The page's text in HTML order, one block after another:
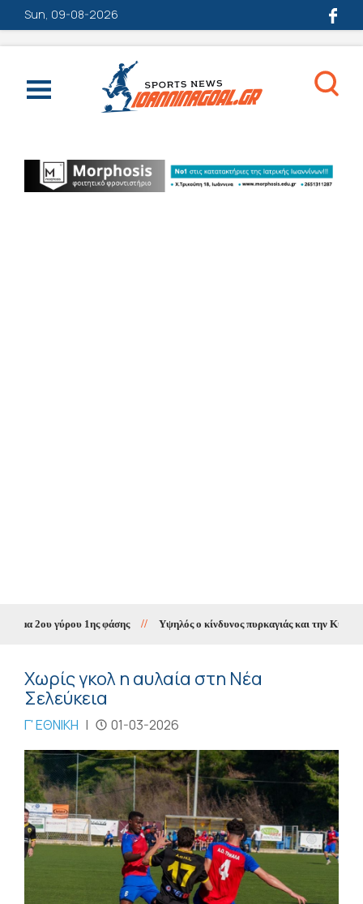
Sun, 09-08-2026
2ου γύρου 1ης φάσης // Υψηλός ο κίνδυνος πυρκαγιάς και την Κυριακή
Χωρίς γκολ η αυλαία στη Νέα
Σελεύκεια
Γ' ΕΘΝΙΚΗ | 01-03-2026